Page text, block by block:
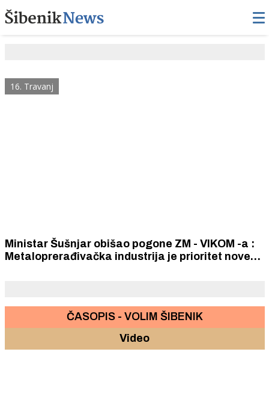
16. Travanj
Ministar Šušnjar obišao pogone ZM - VIKOM -a :
Metaloprerađivačka industrija je prioritet nove
ČASOPIS - VOLIM ŠIBENIK
Video